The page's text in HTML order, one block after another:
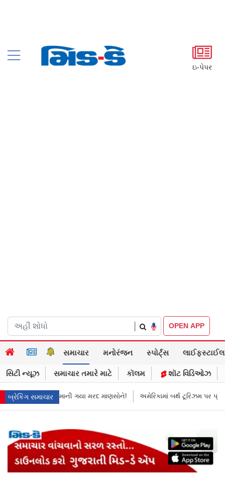
ઇ-પેપર
OPEN APP
સમાચાર મનોરંજન સ્પોર્ટ્સ લાઈફસ્ટાઈલ
સિટી ન્યૂઝ સમાચાર તમારે માટે કૉલમ શૉટ વિડિઓઝ
બ્રેકિંગ સમાચાર
માની ગયા મરદ માણસોને! અમેરિકામાં બર્થ ટૂરિઝમ પર પ્રતિબંધ મૂક્યો ડોનલ્ડ